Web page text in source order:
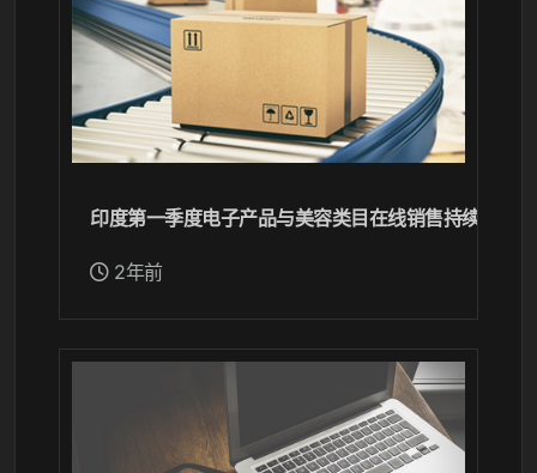
印度第一季度电子产品与美容类目在线销售持续低迷
2年前